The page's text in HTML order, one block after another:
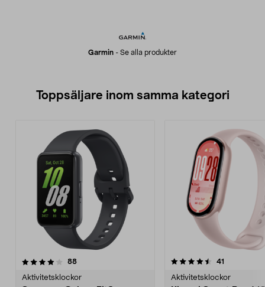
Garmin - Se alla produkter
Toppsäljare inom samma kategori
88recensioner
Aktivitetsklockor
4.5 av 5 stjärnor 41
Aktivitetsklockor
4.5 av 5 stjärnor